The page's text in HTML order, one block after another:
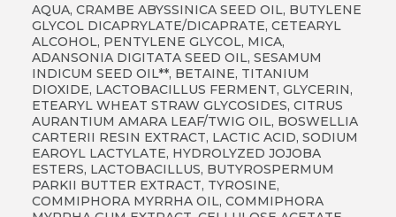
AQUA, CRAMBE ABYSSINICA SEED OIL, BUTYLENE
GLYCOL DICAPRYLATE/DICAPRATE, CETEARYL
ALCOHOL, PENTYLENE GLYCOL, MICA,
ADANSONIA DIGITATA SEED OIL, SESAMUM
INDICUM SEED OIL**, BETAINE, TITANIUM
DIOXIDE, LACTOBACILLUS FERMENT, GLYCERIN,
ETEARYL WHEAT STRAW GLYCOSIDES, CITRUS
AURANTIUM AMARA LEAF/TWIG OIL, BOSWELLIA
CARTERII RESIN EXTRACT, LACTIC ACID, SODIUM
EAROYL LACTYLATE, HYDROLYZED JOJOBA
ESTERS, LACTOBACILLUS, BUTYROSPERMUM
PARKII BUTTER EXTRACT, TYROSINE,
COMMIPHORA MYRRHA OIL, COMMIPHORA